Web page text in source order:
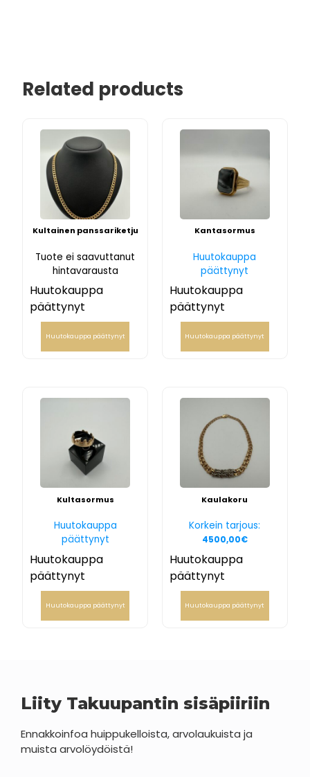
Related products
Kultainen panssariketju
Tuote ei saavuttanut
hintavarausta
Huutokauppa
päättynyt
Huutokauppa päättynyt
Kantasormus
Huutokauppa
päättynyt
Huutokauppa
päättynyt
Huutokauppa päättynyt
Kultasormus
Huutokauppa
päättynyt
Huutokauppa
päättynyt
Huutokauppa päättynyt
Kaulakoru
Korkein tarjous:
4500,00€
Huutokauppa
päättynyt
Huutokauppa päättynyt
Liity Takuupantin sisäpiiriin
Ennakkoinfoa huippukelloista, arvolaukuista ja
muista arvolöydöistä!